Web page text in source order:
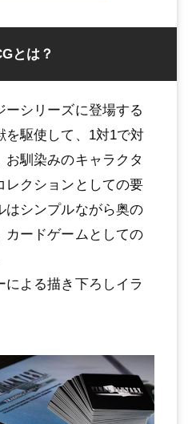
とは？
シリーズに登場する
を駆使して、1対1で対
馴染みのキャラクタ
レクションとしての要
はシンプルながら奥の
カードゲームとしての
よる描き下ろしイラ